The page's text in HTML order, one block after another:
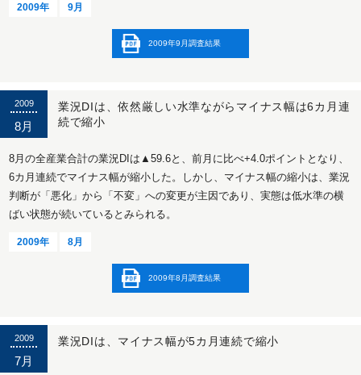
2009年 9月
2009年9月調査結果
2009
8月
業況DIは、依然厳しい水準ながらマイナス幅は6カ月連
続で縮小
8月の全産業合計の業況DIは▲59.6と、前月に比べ+4.0ポイントとなり、
6カ月連続でマイナス幅が縮小した。しかし、マイナス幅の縮小は、業況
判断が「悪化」から「不変」への変更が主因であり、実態は低水準の横
ばい状態が続いているとみられる。
2009年 8月
2009年8月調査結果
2009
7月
業況DIは、マイナス幅が5カ月連続で縮小